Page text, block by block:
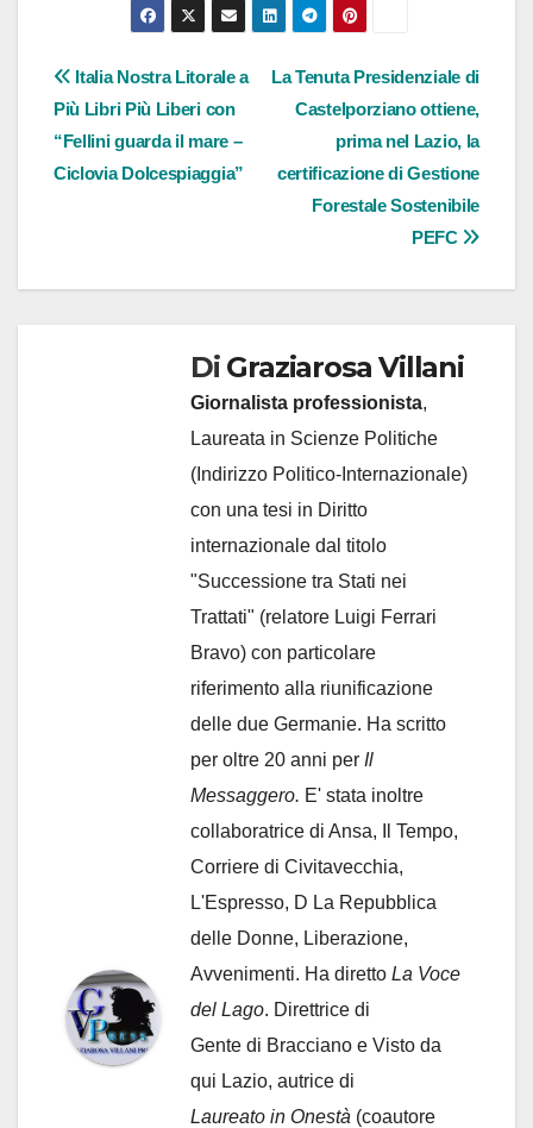
Navigazione
articoli
La Tenuta Presidenziale di
Castelporziano ottiene,
prima nel Lazio, la
certificazione di Gestione
Forestale Sostenibile
PEFC
Italia Nostra Litorale a
Più Libri Più Liberi con
“Fellini guarda il mare –
Ciclovia Dolcespiaggia”
Di Graziarosa Villani
Giornalista professionista,
Laureata in Scienze Politiche
(Indirizzo Politico-Internazionale)
con una tesi in Diritto
internazionale dal titolo
"Successione tra Stati nei
Trattati" (relatore Luigi Ferrari
Bravo) con particolare
riferimento alla riunificazione
delle due Germanie. Ha scritto
per oltre 20 anni per Il
Messaggero. E' stata inoltre
collaboratrice di Ansa, Il Tempo,
Corriere di Civitavecchia,
L'Espresso, D La Repubblica
delle Donne, Liberazione,
Avvenimenti. Ha diretto La Voce
del Lago. Direttrice di
Gente di Bracciano e Visto da
qui Lazio, autrice di
Laureato in Onestà (coautore